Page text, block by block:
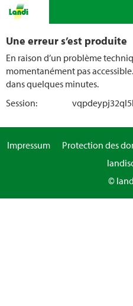
Une erreur s’est produite
En raison d’un problème
momentanément pas
dans quelques minutes.
Session:
Impressum Protection des
©